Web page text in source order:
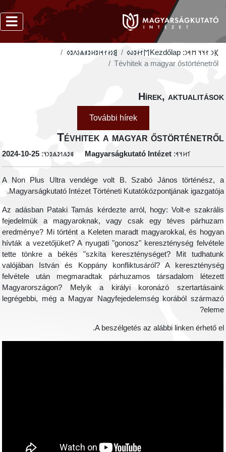
𐲞𐳙 𐳐𐳦𐳦 𐳮𐳀𐳙:
Kezdőlap
‮𐲮𐳐𐳇𐳉𐳜𐳓
‮𐲘𐳋𐳇𐳐𐳀𐳥𐳉𐳢𐳉𐳠𐳖𐳋𐳤𐳉𐳓
Tévhitek a magyar őstörténetről
Hírek,
További hírek
Tévhitek a magyar
𐳑𐳢𐳦𐳀:
Magyarságkutató Intézet
𐳘𐳉𐳍𐳒𐳉𐳖𐳉𐳙𐳦:
‭2024-10-25
A Non Plus Ultra vendége volt B. Szabó János történész,
Magyarságkutató Intézet Történeti Kutatóközpontjának
Az adásban Pataki Tamás kérdezte arról, hogy: Volt-e
fejedelmük a magyaroknak, vagy csak egy téves
eredménye? Mi történt a Keleten maradt magyarokkal, és
hívták a vezetőjüket? A nyugati "gonosz" kereszténység
tette tönkre a békés "szkíta kereszténységet? Mit
valójában István és Koppány konfliktusáról? A
felvétele után megmaradtak párhuzamos társadalom
Magyarországon? Melyik a királyi koronázó
legrégebbi, még a Magyar Nagyfejedelemség korából
A beszélgetés az alábbi linken érhető